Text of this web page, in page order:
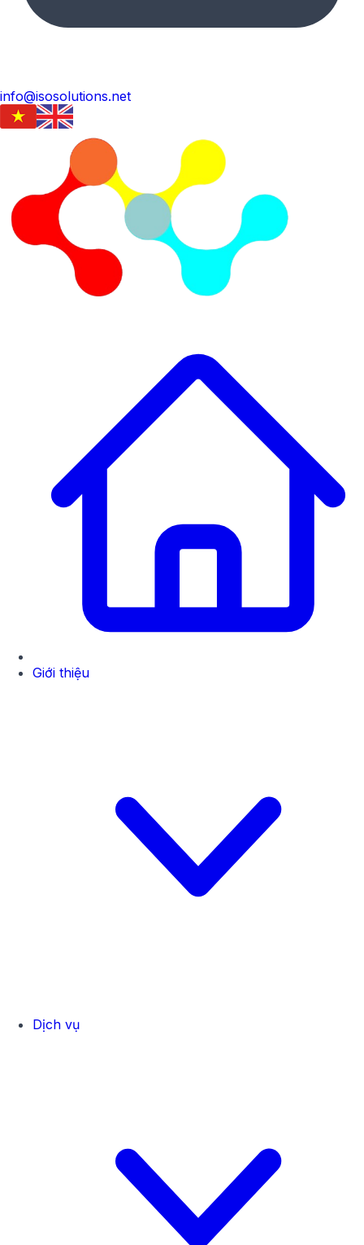
info@isosolutions.net
Giới thiệu
Dịch vụ